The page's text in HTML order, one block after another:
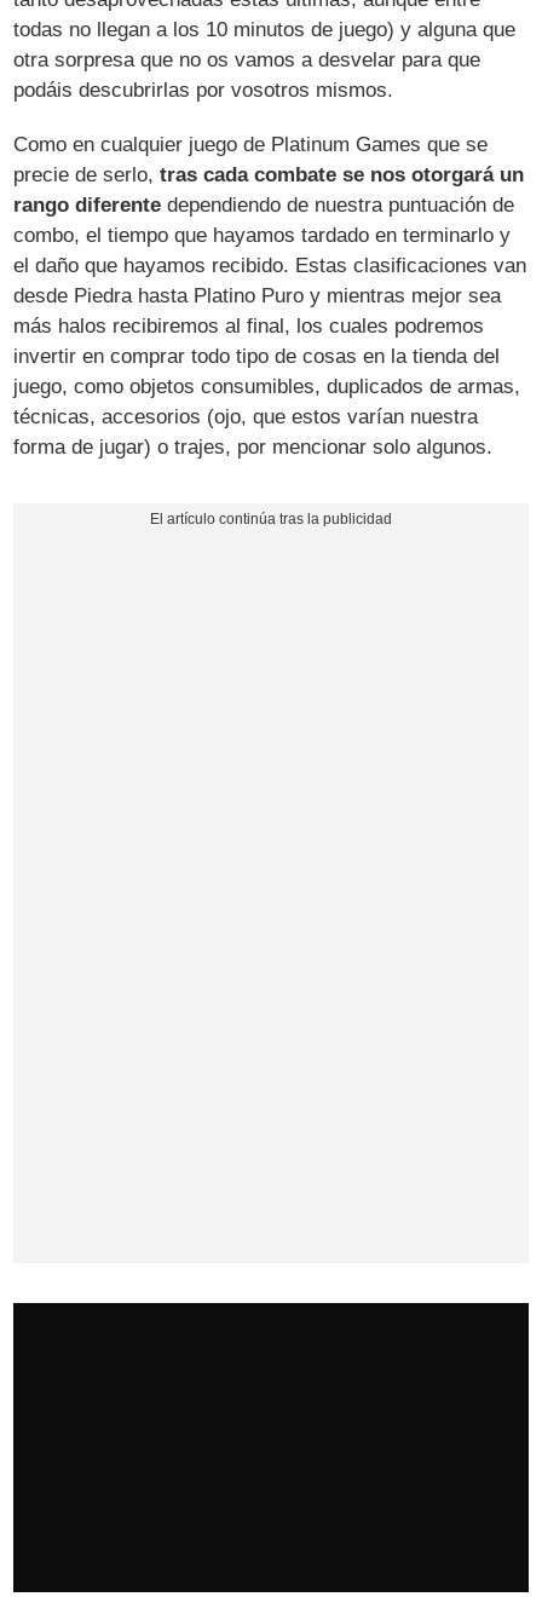
todas no llegan a los 10 minutos de juego) y alguna que
otra sorpresa que no os vamos a desvelar para que
podáis descubrirlas por vosotros mismos.
Como en cualquier juego de Platinum Games que se
precie de serlo,tras cada combate se nos otorgará un
rango diferente dependiendo de nuestra puntuación de
combo, el tiempo que hayamos tardado en terminarlo y
el daño que hayamos recibido. Estas clasificaciones van
desde Piedra hasta Platino Puro y mientras mejor sea
más halos recibiremos al final, los cuales podremos
invertir en comprar todo tipo de cosas en la tienda del
juego, como objetos consumibles, duplicados de armas,
técnicas, accesorios (ojo, que estos varían nuestra
forma de jugar) o trajes, por mencionar solo algunos.